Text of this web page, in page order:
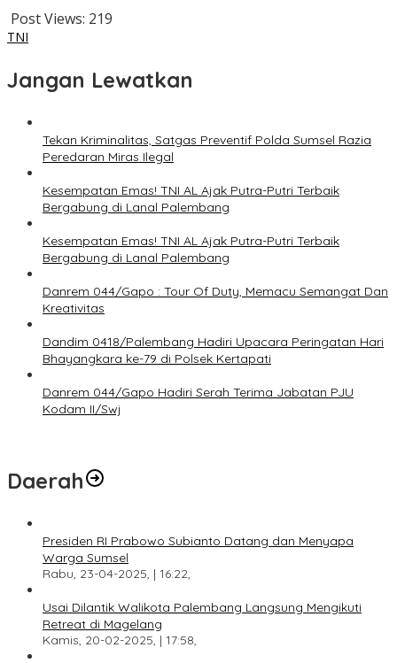
Post Views: 219
TNI
Jangan Lewatkan
Tekan Kriminalitas, Satgas Preventif Polda Sumsel Razia
Peredaran Miras Ilegal
Kesempatan Emas! TNI AL Ajak Putra-Putri Terbaik
Bergabung di Lanal Palembang
Kesempatan Emas! TNI AL Ajak Putra-Putri Terbaik
Bergabung di Lanal Palembang
Danrem 044/Gapo : Tour Of Duty, Memacu Semangat Dan
Kreativitas
Dandim 0418/Palembang Hadiri Upacara Peringatan Hari
Bhayangkara ke-79 di Polsek Kertapati
Danrem 044/Gapo Hadiri Serah Terima Jabatan PJU
Kodam II/Swj
Daerah
Presiden RI Prabowo Subianto Datang dan Menyapa
Warga Sumsel
Rabu, 23-04-2025, | 16:22,
Usai Dilantik Walikota Palembang Langsung Mengikuti
Retreat di Magelang
Kamis, 20-02-2025, | 17:58,